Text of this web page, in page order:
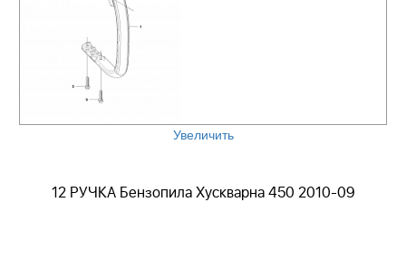
Увеличить
12 РУЧКА Бензопила Хускварна 450 2010-09